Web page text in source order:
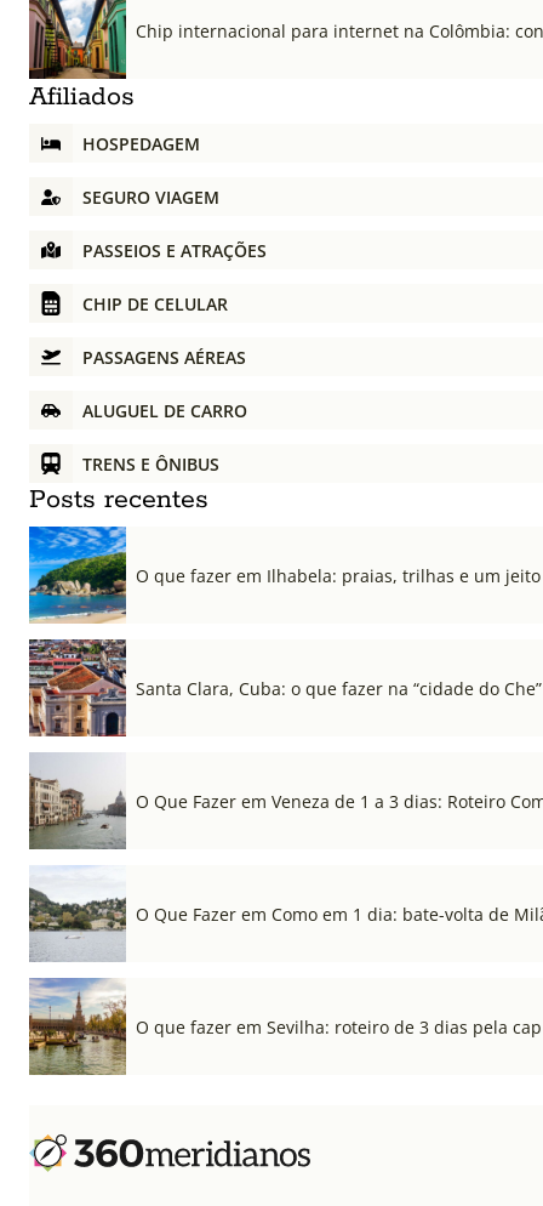
Chip internacional para internet na Colômbia:
Afiliados
HOSPEDAGEM
SEGURO VIAGEM
PASSEIOS E ATRAÇÕES
CHIP DE CELULAR
PASSAGENS AÉREAS
ALUGUEL DE CARRO
TRENS E ÔNIBUS
Posts recentes
O que fazer em Ilhabela: praias, trilhas e um
Santa Clara, Cuba: o que fazer na “cidade do Che”
O Que Fazer em Veneza de 1 a 3 dias: Roteiro
O Que Fazer em Como em 1 dia: bate-volta de
O que fazer em Sevilha: roteiro de 3 dias pela